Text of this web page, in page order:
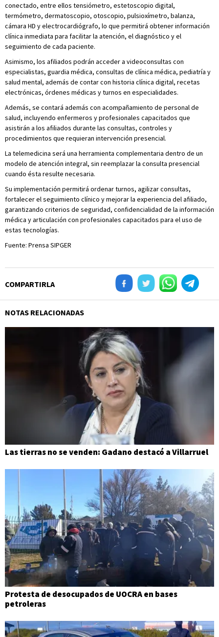
conectado, entre ellos tensiómetro, estetoscopio digital,
termómetro, dermatoscopio, otoscopio, pulsioxímetro, balanza,
cámara HD y electrocardiógrafo, lo que permitirá obtener información
clínica inmediata para facilitar la atención, el diagnóstico y el
seguimiento de cada paciente.
Asimismo, los afiliados podrán acceder a videoconsultas con
especialistas, guardia médica, consultas de clínica médica, pediatría y
salud mental, además de contar con historia clínica digital, recetas
electrónicas, órdenes médicas y turnos en especialidades.
Además, se contará además con acompañamiento de personal de
salud, incluyendo enfermeros y profesionales capacitados que
asistirán a los afiliados durante las consultas, controles y
procedimientos que requieran intervención presencial.
La telemedicina será una herramienta complementaria dentro de un
modelo de atención integral, sin reemplazar la consulta presencial
cuando ésta resulte necesaria.
Su implementación permitirá ordenar turnos, agilizar consultas,
fortalecer el seguimiento clínico y mejorar la experiencia del afiliado,
garantizando criterios de seguridad, confidencialidad de la información
médica y articulación con profesionales capacitados para el uso de
estas tecnologías.
Fuente: Prensa SIPGER
COMPARTIRLA
NOTAS RELACIONADAS
Las tierras no se venden: Gadano destacó a Villarruel
Protesta de desocupados de UOCRA en bases
petroleras